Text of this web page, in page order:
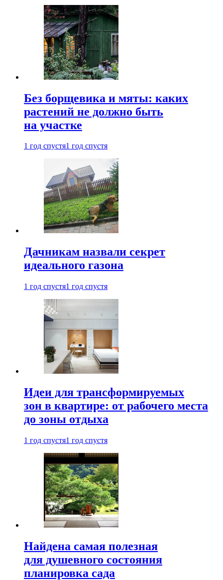
Без борщевика и мяты: каких
растений не должно быть
на участке
1 год спустя1 год спустя
Дачникам назвали секрет
идеального газона
1 год спустя1 год спустя
Идеи для трансформируемых
зон в квартире: от рабочего места
до зоны отдыха
1 год спустя1 год спустя
Найдена самая полезная
для душевного состояния
планировка сада